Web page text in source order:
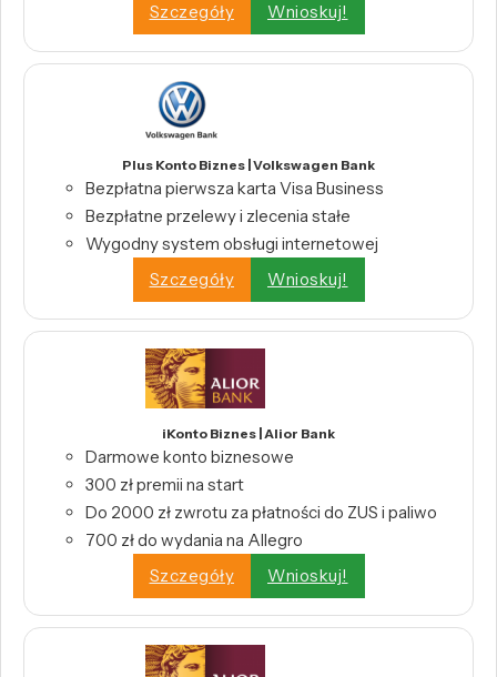
Szczegóły
Wnioskuj!
Plus Konto Biznes | Volkswagen Bank
Bezpłatna pierwsza karta Visa Business
Bezpłatne przelewy i zlecenia stałe
Wygodny system obsługi internetowej
Szczegóły
Wnioskuj!
iKonto Biznes | Alior Bank
Darmowe konto biznesowe
300 zł premii na start
Do 2000 zł zwrotu za płatności do ZUS i paliwo
700 zł do wydania na Allegro
Szczegóły
Wnioskuj!